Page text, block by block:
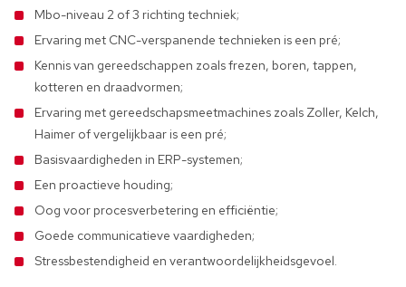
Mbo-niveau 2 of 3 richting techniek;
Ervaring met CNC-verspanende technieken is een pré;
Kennis van gereedschappen zoals frezen, boren, tappen,
kotteren en draadvormen;
Ervaring met gereedschapsmeetmachines zoals Zoller, Kelch,
Haimer of vergelijkbaar is een pré;
Basisvaardigheden in ERP-systemen;
Een proactieve houding;
Oog voor procesverbetering en efficiëntie;
Goede communicatieve vaardigheden;
Stressbestendigheid en verantwoordelijkheidsgevoel.